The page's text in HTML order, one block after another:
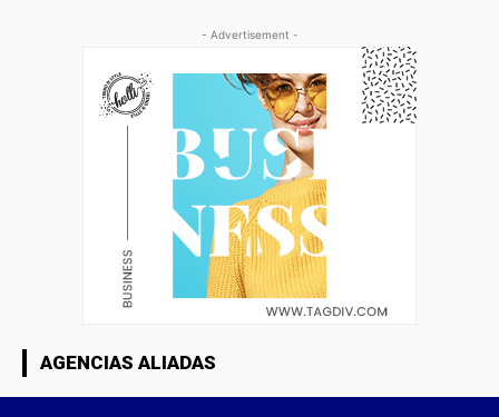
- Advertisement -
AGENCIAS ALIADAS